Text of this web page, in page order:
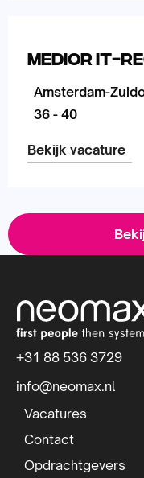
Medior IT-
Amsterdam-
36 - 40
Bekijk vacature
meer
over
S
t
e
o
+31 88 536 3729
info@neomax.nl
Vacatures
Contact
Opdrachtgevers